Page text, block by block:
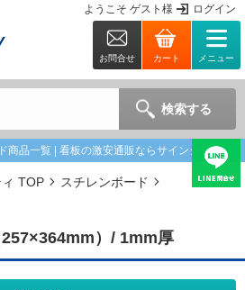
ようこそ ゲスト 様 ログイン
お問合せ カート メニュー
検索する
商品一覧 | 看板の激安通販ならサインシティ
TOP
スチレンボード
）/ 1mm厚